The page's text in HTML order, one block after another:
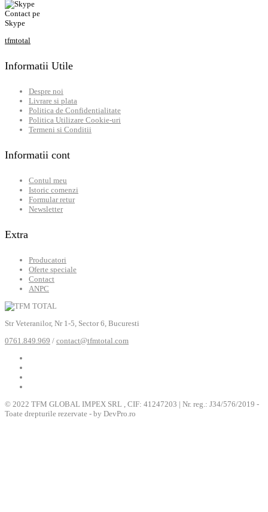
Contact pe
Skype
tfmtotal
Informatii Utile
Despre noi
Livrare si plata
Politica de Confidentialitate
Politica Utilizare Cookie-uri
Termeni si Conditii
Informatii cont
Contul meu
Istoric comenzi
Formular retur
Newsletter
Extra
Producatori
Oferte speciale
Contact
ANPC
Str Veteranilor, Nr 1-5, Sector 6, Bucuresti
0761.849.969 / contact@tfmtotal.com
© 2022 TFM GLOBAL IMPEX SRL , CIF: 41247203 | Nr. reg.: J34/576/2019 -
Toate drepturile rezervate - by DevPro.ro